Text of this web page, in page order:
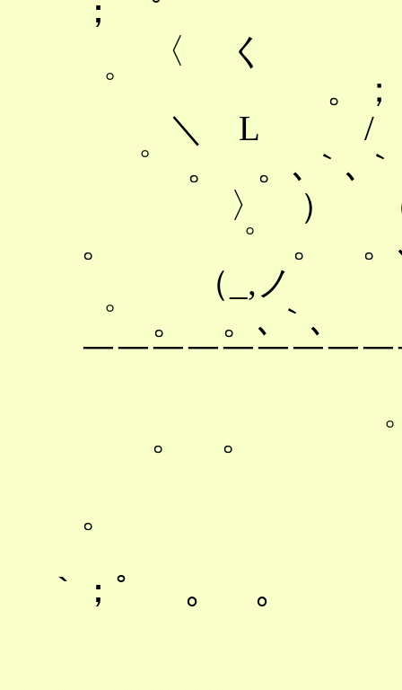
； ゜
〈 く /
゜ 。；
＼ L / /
゜ 。 。､｀､｀
〉 ） （
。 ゜ 。 。､
（_,ノ `
゜ 。 。､｀､
￣￣￣￣￣￣
。 。 ゜ 。
。
｀；゜ 。 。